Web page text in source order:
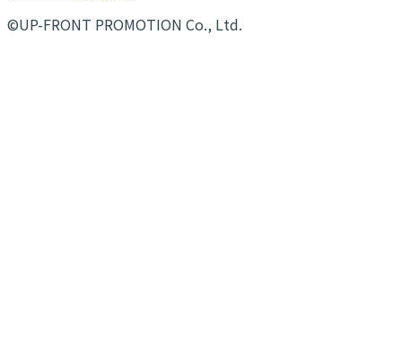
©UP-FRONT PROMOTION Co., Ltd.